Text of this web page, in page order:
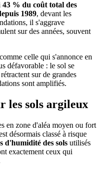
43 % du coût total des
1989, devant les
il s'aggrave
sur des années, souvent
celle qui s'annonce en
défavorable : le sol se
sur de grandes
sont amplifiés.
les sols argileux
en zone d'aléa moyen ou fort
désormais classé à risque
d'humidité des sols utilisés
exactement ceux qui